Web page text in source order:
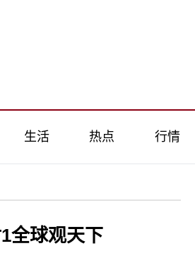
生活 热点 行情
全球观天下